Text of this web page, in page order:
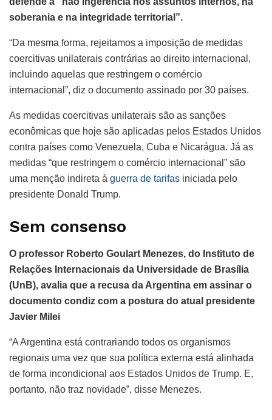
soberania e na integridade territorial”.
“Da mesma forma, rejeitamos a imposição de medidas
coercitivas unilaterais contrárias ao direito internacional,
incluindo aquelas que restringem o comércio
internacional”, diz o documento assinado por 30 países.
As medidas coercitivas unilaterais são as sanções
econômicas que hoje são aplicadas pelos Estados Unidos
contra países como Venezuela, Cuba e Nicarágua. Já as
medidas “que restringem o comércio internacional” são
uma menção indireta à guerra de tarifas iniciada pelo
presidente Donald Trump.
Sem consenso
O professor Roberto Goulart Menezes, do Instituto de
Relações Internacionais da Universidade de Brasília
(UnB), avalia que a recusa da Argentina em assinar o
documento condiz com a postura do atual presidente
Javier Milei
“A Argentina está contrariando todos os organismos
regionais uma vez que sua política externa está alinhada
de forma incondicional aos Estados Unidos de Trump. E,
portanto, não traz novidade”, disse Menezes.